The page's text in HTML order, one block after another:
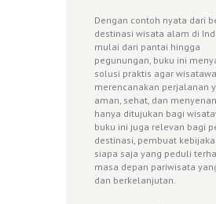
Dengan contoh nyata dari
destinasi wisata alam di
mulai dari pantai hingga
pegunungan, buku ini
solusi praktis agar
merencanakan perjalanan
aman, sehat, dan
hanya ditujukan bagi
buku ini juga relevan bagi
destinasi, pembuat
siapa saja yang peduli
masa depan pariwisata
dan berkelanjutan.